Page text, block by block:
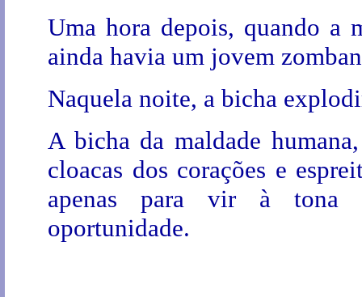
Uma hora depois, quando a
ainda havia um jovem
Naquela noite, a bicha
A bicha da maldade
cloacas dos corações e
apenas para vir à tona
oportunidade.